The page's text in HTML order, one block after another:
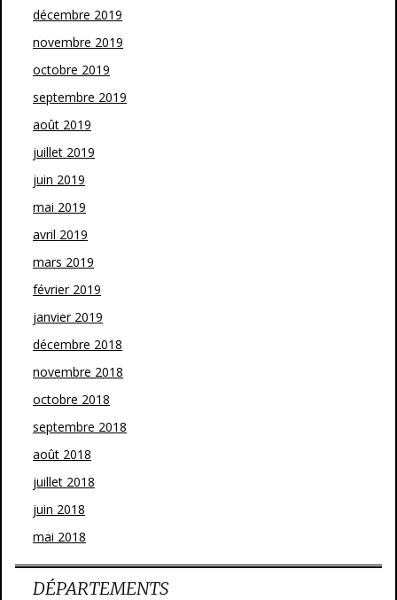
décembre 2019
novembre 2019
octobre 2019
septembre 2019
août 2019
juillet 2019
juin 2019
mai 2019
avril 2019
mars 2019
février 2019
janvier 2019
décembre 2018
novembre 2018
octobre 2018
septembre 2018
août 2018
juillet 2018
juin 2018
mai 2018
DÉPARTEMENTS